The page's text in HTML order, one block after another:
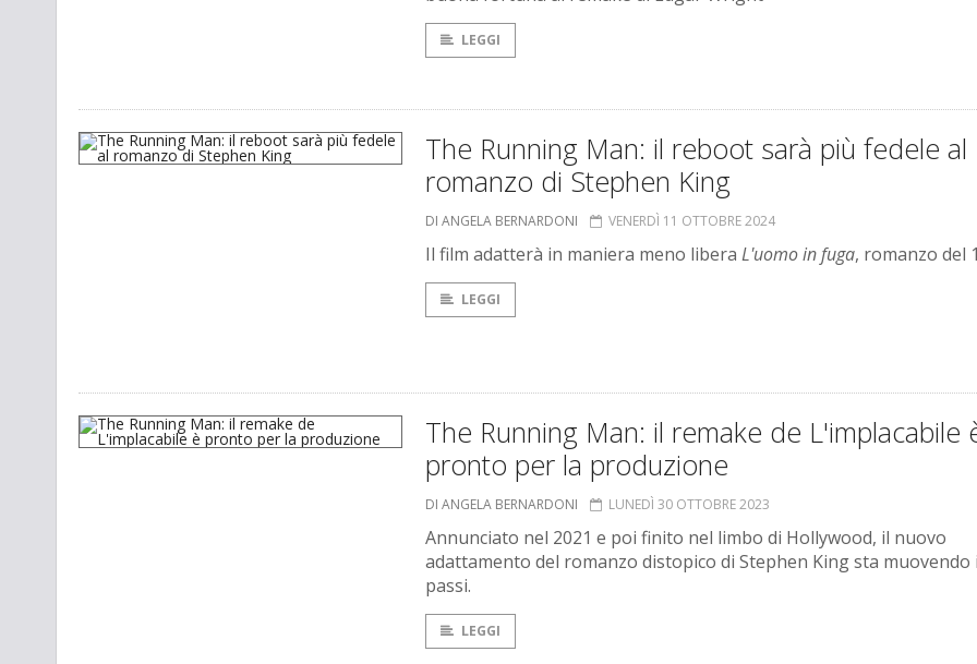
LEGGI
The Running Man: il reboot sarà più fedele al
romanzo di Stephen King
DI ANGELA BERNARDONI VENERDÌ 11 OTTOBRE 2024
Il film adatterà in maniera meno libera L'uomo in fuga, romanzo del
LEGGI
The Running Man: il remake de L'implacabile
pronto per la produzione
DI ANGELA BERNARDONI LUNEDÌ 30 OTTOBRE 2023
Annunciato nel 2021 e poi finito nel limbo di Hollywood, il nuovo
adattamento del romanzo distopico di Stephen King sta muovendo
passi.
LEGGI